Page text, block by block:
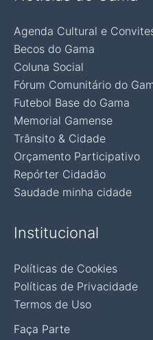
Agenda Cultural e
Becos do Gama
Coluna Social
Fórum Comunitário do
Futebol Base do Gama
Memorial Gamense
Trânsito & Cidade
Orçamento Participativo
Repórter Cidadão
Saudade minha cidade
Institucional
Políticas de Cookies
Políticas de Privacidade
Termos de Uso
Faça Parte